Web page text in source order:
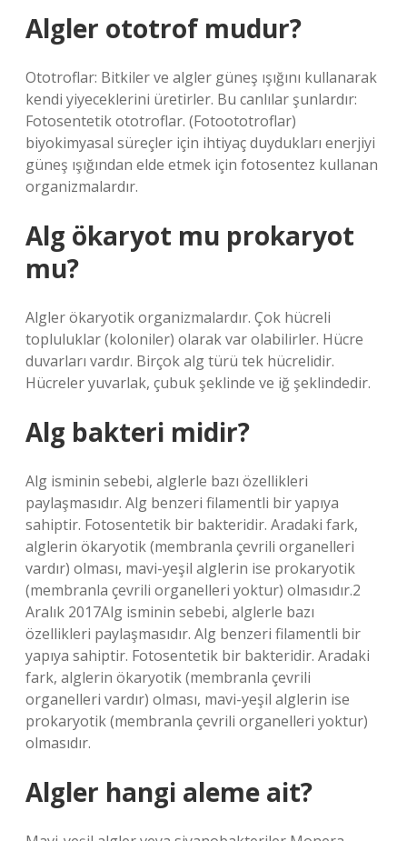
Algler ototrof mudur?
Ototroflar: Bitkiler ve algler güneş ışığını kullanarak
kendi yiyeceklerini üretirler. Bu canlılar şunlardır:
Fotosentetik ototroflar. (Fotoototroflar)
biyokimyasal süreçler için ihtiyaç duydukları enerjiyi
güneş ışığından elde etmek için fotosentez kullanan
organizmalardır.
Alg ökaryot mu prokaryot
mu?
Algler ökaryotik organizmalardır. Çok hücreli
topluluklar (koloniler) olarak var olabilirler. Hücre
duvarları vardır. Birçok alg türü tek hücrelidir.
Hücreler yuvarlak, çubuk şeklinde ve iğ şeklindedir.
Alg bakteri midir?
Alg isminin sebebi, alglerle bazı özellikleri
paylaşmasıdır. Alg benzeri filamentli bir yapıya
sahiptir. Fotosentetik bir bakteridir. Aradaki fark,
alglerin ökaryotik (membranla çevrili organelleri
vardır) olması, mavi-yeşil alglerin ise prokaryotik
(membranla çevrili organelleri yoktur) olmasıdır.2
Aralık 2017Alg isminin sebebi, alglerle bazı
özellikleri paylaşmasıdır. Alg benzeri filamentli bir
yapıya sahiptir. Fotosentetik bir bakteridir. Aradaki
fark, alglerin ökaryotik (membranla çevrili
organelleri vardır) olması, mavi-yeşil alglerin ise
prokaryotik (membranla çevrili organelleri yoktur)
olmasıdır.
Algler hangi aleme ait?